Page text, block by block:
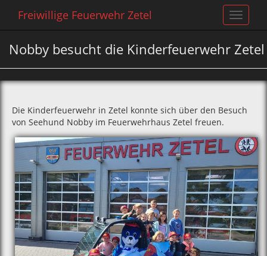
Toggle
Freiwillige Feuerwehr Zetel
Nobby besucht die Kinderfeuerwehr Zetel
Die Kinderfeuerwehr in Zetel konnte sich über den Besuch
von Seehund Nobby im Feuerwehrhaus Zetel freuen.